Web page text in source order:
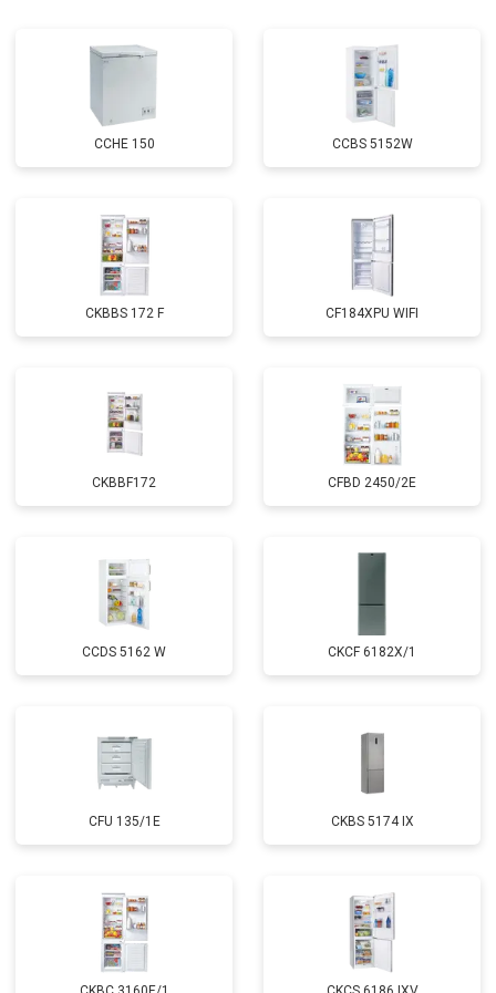
от 1900 ₽ Заказать
CCHE 150 CCBS 5152W
CKBBS 172 F CF184XPU WIFI
CKBBF172 CFBD 2450/2E
CCDS 5162 W CKCF 6182X/1
CFU 135/1E CKBS 5174 IX